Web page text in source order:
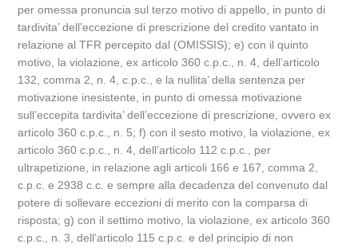
per omessa pronuncia sul terzo motivo di appello, in punto di
tardivita’ dell’eccezione di prescrizione del credito vantato in
relazione al TFR percepito dal (OMISSIS); e) con il quinto
motivo, la violazione, ex articolo 360 c.p.c., n. 4, dell’articolo
132, comma 2, n. 4, c.p.c., e la nullita’ della sentenza per
motivazione inesistente, in punto di omessa motivazione
sull’eccepita tardivita’ dell’eccezione di prescrizione, ovvero ex
articolo 360 c.p.c., n. 5; f) con il sesto motivo, la violazione, ex
articolo 360 c.p.c., n. 4, dell’articolo 112 c.p.c., per
ultrapetizione, in relazione agli articoli 166 e 167, comma 2,
c.p.c. e 2938 c.c. e sempre alla decadenza del convenuto dal
potere di sollevare eccezioni di merito con la comparsa di
risposta; g) con il settimo motivo, la violazione, ex articolo 360
c.p.c., n. 3, dell’articolo 115 c.p.c. e del principio di non